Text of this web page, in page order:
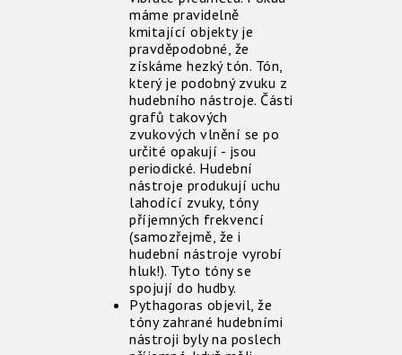
máme pravidelně
kmitající objekty je
pravděpodobné, že
získáme hezký tón. Tón,
který je podobný zvuku z
hudebního nástroje. Části
grafů takových
zvukových vlnění se po
určité opakují - jsou
periodické. Hudební
nástroje produkují uchu
lahodící zvuky, tóny
příjemných frekvencí
(samozřejmě, že i
hudební nástroje vyrobí
hluk!). Tyto tóny se
spojují do hudby.
Pythagoras objevil, že
tóny zahrané hudebními
nástroji byly na poslech